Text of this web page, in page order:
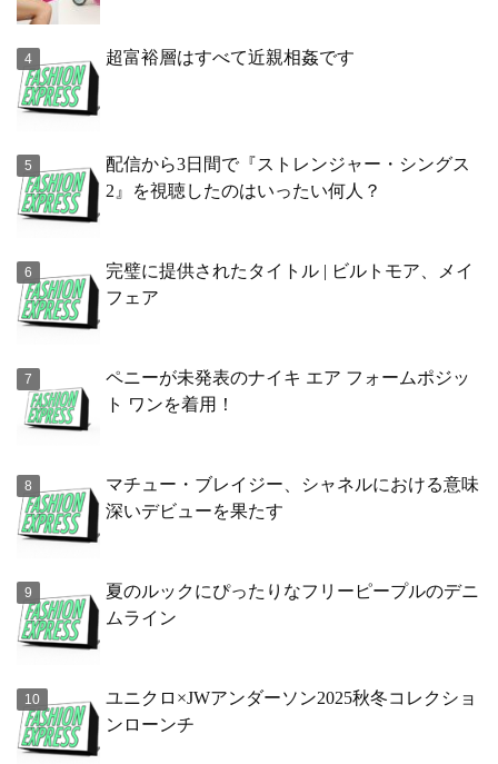
超富裕層はすべて近親相姦です
配信から3日間で『ストレンジャー・シングス
2』を視聴したのはいったい何人？
完璧に提供されたタイトル | ビルトモア、メイ
フェア
ペニーが未発表のナイキ エア フォームポジッ
ト ワンを着用！
マチュー・ブレイジー、シャネルにおける意味
深いデビューを果たす
夏のルックにぴったりなフリーピープルのデニ
ムライン
ユニクロ×JWアンダーソン2025秋冬コレクショ
ンローンチ